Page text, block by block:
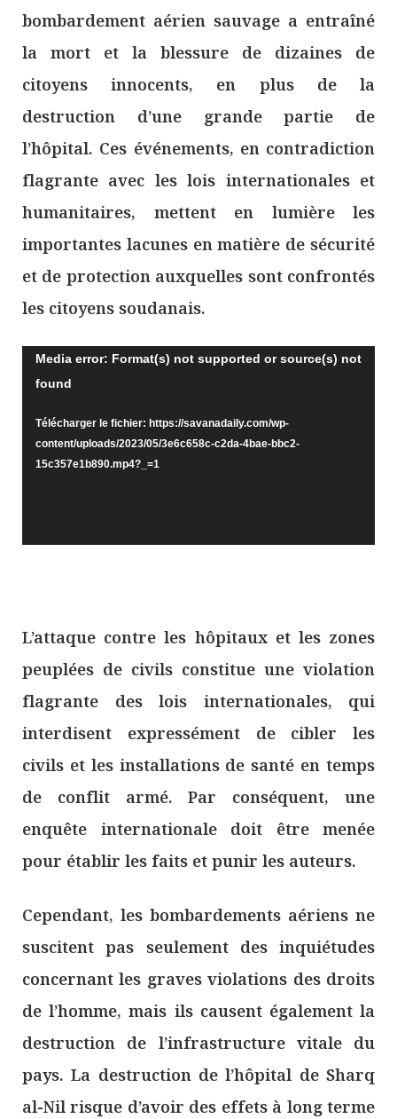
bombardement aérien sauvage a entraîné
la mort et la blessure de dizaines de
citoyens innocents, en plus de la
destruction d’une grande partie de
l’hôpital. Ces événements, en contradiction
flagrante avec les lois internationales et
humanitaires, mettent en lumière les
importantes lacunes en matière de sécurité
et de protection auxquelles sont confrontés
les citoyens soudanais.
Lecteur
Media error: Format(s) not supported or source(s) not
found
Télécharger le fichier: https://savanadaily.com/wp-
content/uploads/2023/05/3e6c658c-c2da-4bae-bbc2-
15c357e1b890.mp4?_=1
L’attaque contre les hôpitaux et les zones
peuplées de civils constitue une violation
flagrante des lois internationales, qui
interdisent expressément de cibler les
civils et les installations de santé en temps
de conflit armé. Par conséquent, une
enquête internationale doit être menée
pour établir les faits et punir les auteurs.
Cependant, les bombardements aériens ne
suscitent pas seulement des inquiétudes
concernant les graves violations des droits
de l’homme, mais ils causent également la
destruction de l’infrastructure vitale du
pays. La destruction de l’hôpital de Sharq
al-Nil risque d’avoir des effets à long terme